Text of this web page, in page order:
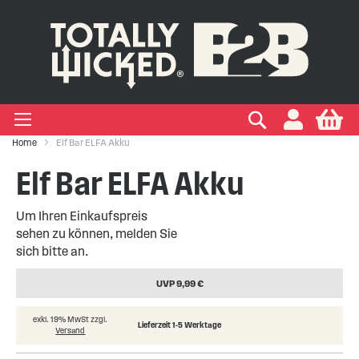
Suchen
EINWEG E-ZIGARETTEN
VAPE PODS
Arten
+
VAPE KITS
MARKEN
+
Home Elf Bar ELFA Akku
Elf Bar ELFA Akku
Um Ihren Einkaufspreis
sehen zu können, melden Sie
sich bitte an.
UVP 9,99 €
exkl. 19% MwSt zzgl.
Versand
Lieferzeit 1-5 Werktage